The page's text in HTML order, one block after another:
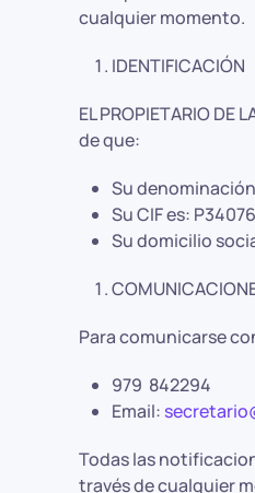
cualquier momento.
IDENTIFICACIÓN
EL PROPIETARIO
de que:
Su denominación
Su CIF es:
Su domicilio
Para comunicarse
979 842294
Email:
Todas las
través de cualquier